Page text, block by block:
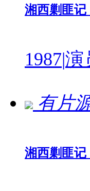
湘西剿匪记
1987|演
有片
湘西剿匪记